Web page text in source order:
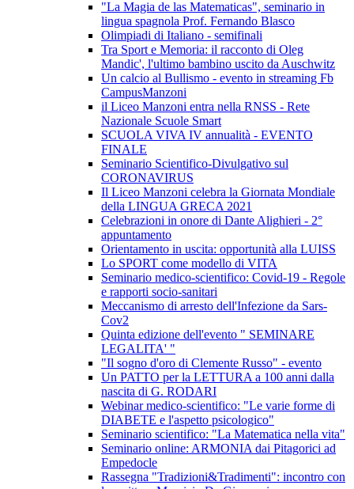
"La Magia de las Matematicas", seminario in
lingua spagnola Prof. Fernando Blasco
Olimpiadi di Italiano - semifinali
Tra Sport e Memoria: il racconto di Oleg
Mandic', l'ultimo bambino uscito da Auschwitz
Un calcio al Bullismo - evento in streaming Fb
CampusManzoni
il Liceo Manzoni entra nella RNSS - Rete
Nazionale Scuole Smart
SCUOLA VIVA IV annualità - EVENTO
FINALE
Seminario Scientifico-Divulgativo sul
CORONAVIRUS
Il Liceo Manzoni celebra la Giornata Mondiale
della LINGUA GRECA 2021
Celebrazioni in onore di Dante Alighieri - 2°
appuntamento
Orientamento in uscita: opportunità alla LUISS
Lo SPORT come modello di VITA
Seminario medico-scientifico: Covid-19 - Regole
e rapporti socio-sanitari
Meccanismo di arresto dell'Infezione da Sars-
Cov2
Quinta edizione dell'evento " SEMINARE
LEGALITA' "
"Il sogno d'oro di Clemente Russo" - evento
Un PATTO per la LETTURA a 100 anni dalla
nascita di G. RODARI
Webinar medico-scientifico: "Le varie forme di
DIABETE e l'aspetto psicologico"
Seminario scientifico: "La Matematica nella vita"
Seminario online: ARMONIA dai Pitagorici ad
Empedocle
Rassegna "Tradizioni&Tradimenti": incontro con